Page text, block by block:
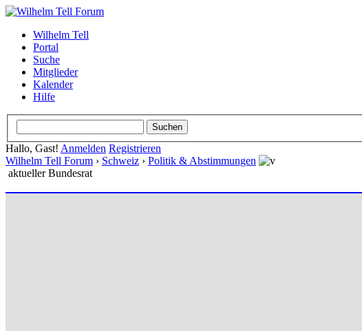
Wilhelm Tell
Portal
Suche
Mitglieder
Kalender
Hilfe
Hallo, Gast! Anmelden Registrieren
Wilhelm Tell Forum › Schweiz › Politik & Abstimmungen
aktueller Bundesrat